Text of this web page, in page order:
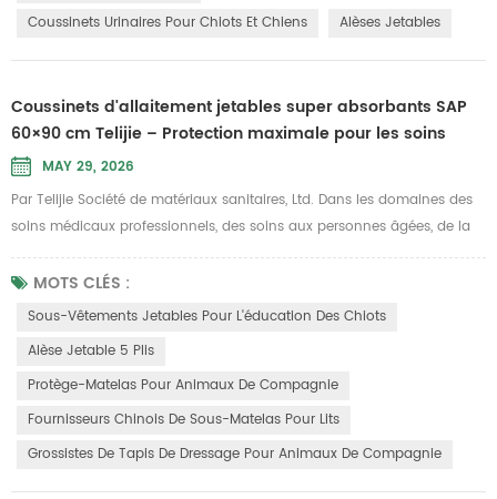
Coussinets Urinaires Pour Chiots Et Chiens
Alèses Jetables
Coussinets d'allaitement jetables super absorbants SAP
60×90 cm Telijie – Protection maximale pour les soins
professionnels et quotidiens
MAY 29, 2026
Par Telijie Société de matériaux sanitaires, Ltd. Dans les domaines des
soins médicaux professionnels, des soins aux personnes âgées, de la
convalescence post-partum et de la protection quotidienne du
domicile, une haute performance coussinets d'allaitement jetables Il
est essentiel de maintenir une bonne hygiène, de réduire la pression
MOTS CLÉS :
Sous-Vêtements Jetables Pour L'éducation Des Chiots
Alèse Jetable 5 Plis
Protège-Matelas Pour Animaux De Compagnie
Fournisseurs Chinois De Sous-Matelas Pour Lits
Grossistes De Tapis De Dressage Pour Animaux De Compagnie